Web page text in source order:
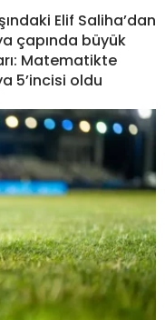
Elif Saliha’dan
çapında büyük
Matematikte
5’incisi oldu